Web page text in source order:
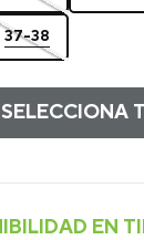
37-38
SELECCIONA